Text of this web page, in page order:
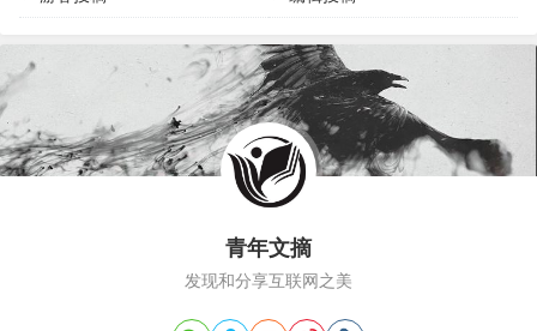
趣。打个比方说：从你第一次接触女人就
让…
说，你不得不付出大量的金钱与时间来参
加各种各样的线上或是线下的学习，少则
数百，多则数万，这对于一个对知识求知
若渴的人来说，实在是承担不起。然而读
书根本不需要花费昂贵的价…
青年文摘
发现和分享互联网之美